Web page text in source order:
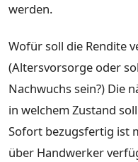
werden.
Wofür soll die Rendite
(Altersvorsorge oder
Nachwuchs sein?) Die
in welchem Zustand
Sofort bezugsfertig ist
über Handwerker